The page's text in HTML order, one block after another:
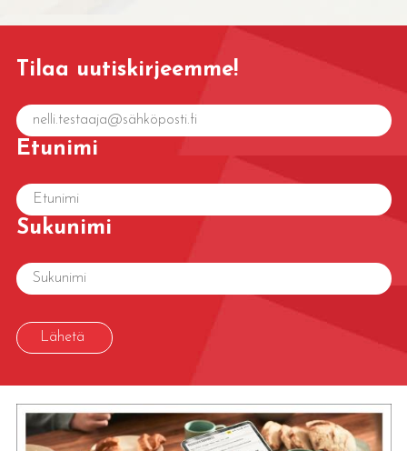
Tilaa uutiskirjeemme!
Etunimi
Sukunimi
Lähetä